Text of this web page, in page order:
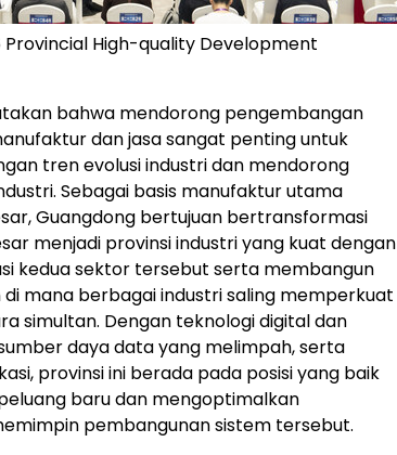
Provincial High-quality Development
bahwa mendorong pengembangan
dan jasa sangat penting untuk
tren evolusi industri dan mendorong
Sebagai basis manufaktur utama
Guangdong bertujuan bertransformasi
menjadi provinsi industri yang kuat dengan
kedua sektor tersebut serta membangun
mana berbagai industri saling memperkuat
simultan. Dengan teknologi digital dan
daya data yang melimpah, serta
provinsi ini berada pada posisi yang baik
baru dan mengoptimalkan
pembangunan sistem tersebut.